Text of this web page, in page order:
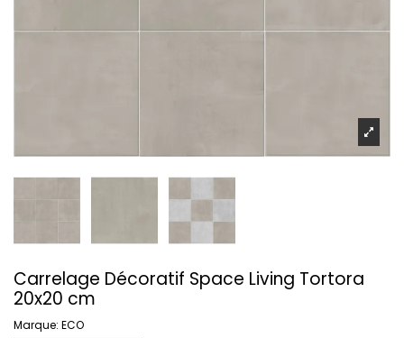
Carrelage Décoratif Space Living Tortora
20x20 cm
Marque: ECO